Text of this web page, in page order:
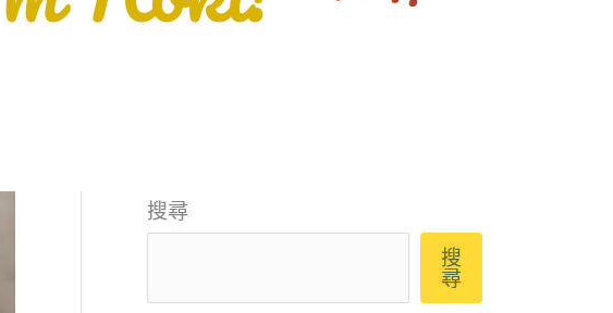
搜尋
搜
尋